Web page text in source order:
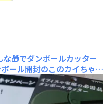
な🎁でダンボールカッター
ール開封のこのカイちゃん
TORQUEロゴが入ってる上
ことで選びました😇カイ
るので複数回購入してるし